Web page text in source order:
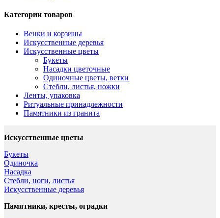
Категории товаров
Венки и корзины
Искусственные деревья
Искусственные цветы
Букеты
Насадки цветочные
Одиночные цветы, ветки
Стебли, листья, ножки
Ленты, упаковка
Ритуальные принадлежности
Памятники из гранита
Искусственные цветы
Букеты
Одиночка
Насадка
Стебли, ноги, листья
Искусственные деревья
Памятники, кресты, оградки